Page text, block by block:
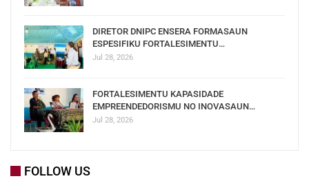
DIRETOR DNIPC ENSERA FORMASAUN
ESPESIFIKU FORTALESIMENTU…
Jul 28, 2026
FORTALESIMENTU KAPASIDADE
EMPREENDEDORISMU NO INOVASAUN…
Jul 28, 2026
FOLLOW US